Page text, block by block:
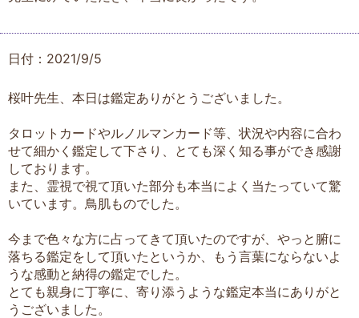
日付：2021/9/5
桜叶先生、本日は鑑定ありがとうございました。
タロットカードやルノルマンカード等、状況や内容に合わ
せて細かく鑑定して下さり、とても深く知る事ができ感謝
しております。
また、霊視で視て頂いた部分も本当によく当たっていて驚
いています。鳥肌ものでした。
今まで色々な方に占ってきて頂いたのですが、やっと腑に
落ちる鑑定をして頂いたというか、もう言葉にならないよ
うな感動と納得の鑑定でした。
とても親身に丁寧に、寄り添うような鑑定本当にありがと
うございました。